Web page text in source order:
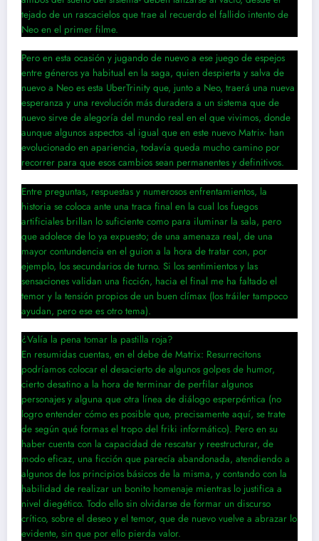
tejado de un rascacielos que trae al recuerdo el fallido intento de
Neo en el primer filme.
Pero en esta ocasión y jugando de nuevo a ese juego de espejos
entre géneros ya habitual en la saga, quien despierta y salva de
nuevo a Neo es esta UberTrinity que, junto a Neo, traerá una nueva
esperanza y una revolución más duradera a un sistema que de
nuevo sirve de alegoría del mundo real en el que vivimos, donde
aunque algunos aspectos -al igual que en este nuevo Matrix- han
evolucionado en apariencia, todavía queda mucho camino por
recorrer para que esos cambios sean permanentes y definitivos.
Entre preguntas, respuestas y numerosos enfrentamientos, la
historia se coloca ante una traca final en la cual los fuegos
artificiales brillan lo suficiente como para iluminar la sala, pero
que adolece de lo ya expuesto; de una amenaza real, de una
mayor contundencia en el guion a la hora de tratar con, por
ejemplo, los secundarios de turno. Si los sentimientos y las
sensaciones validan una ficción, hacia el final me ha faltado el
temor y la tensión propios de un buen clímax (los tráiler tampoco
ayudan, pero ese es otro tema).
¿Valía la pena tomar la pastilla roja?
En resumidas cuentas, en el debe de Matrix: Resurrecitons
podríamos colocar el desacierto de algunos golpes de humor,
cierto desatino a la hora de terminar de perfilar algunos
personajes y alguna que otra línea de diálogo esperpéntica (no
logro entender cómo es posible que, precisamente aquí, se trate
de según qué formas el tropo del friki informático). Pero en su
haber cuenta con la capacidad de rescatar y reestructurar, de
modo eficaz, una ficción que parecía abandonada, atendiendo a
algunos de los principios básicos de la misma, y contando con la
habilidad de realizar un bonito homenaje mientras lo justifica a
nivel diegético. Todo ello sin olvidarse de formar un discurso
crítico, sobre el deseo y el temor, que de nuevo vuelve a abrazar lo
evidente, sin que por ello pierda valor.